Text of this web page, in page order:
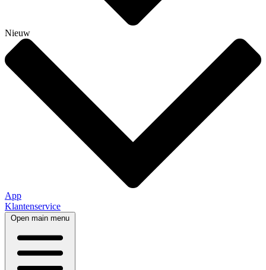
Nieuw
App
Klantenservice
Open main menu